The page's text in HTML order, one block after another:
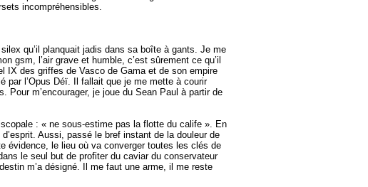
incompréhensibles.
qu’il planquait jadis dans sa boîte à gants. Je me
gsm, l’air grave et humble, c’est sûrement ce qu’il
IX des griffes de Vasco de Gama et de son empire
par l’Opus Déï. Il fallait que je me mette à courir
m’encourager, je joue du Sean Paul à partir de
: « ne sous-estime pas la flotte du calife ». En
Aussi, passé le bref instant de la douleur de
évidence, le lieu où va converger toutes les clés de
le seul but de profiter du caviar du conservateur
m’a désigné. Il me faut une arme, il me reste